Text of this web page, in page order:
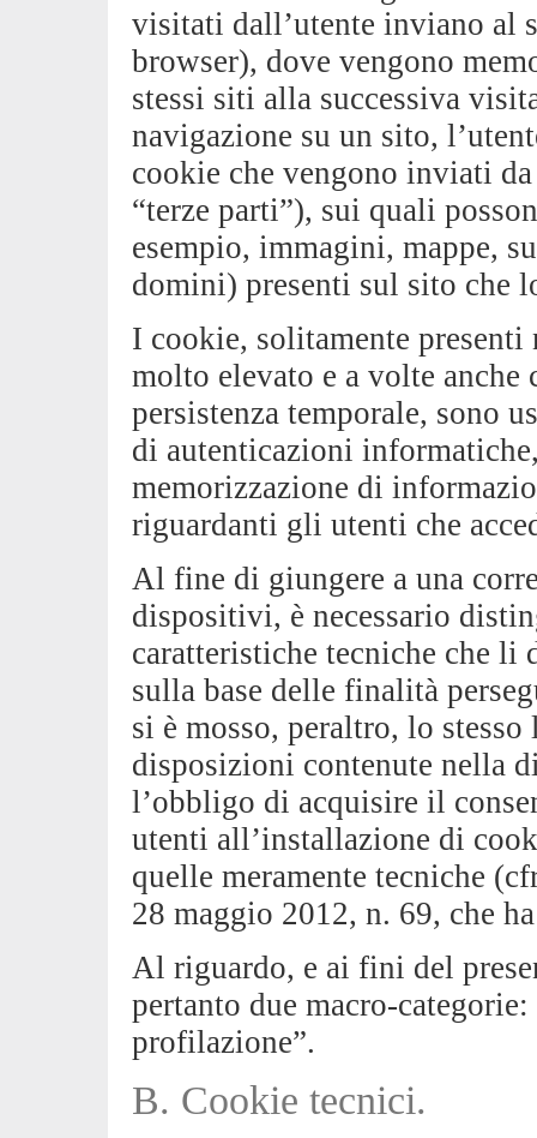
visitati dall’utente inviano al
browser), dove vengono
stessi siti alla successiva
navigazione su un sito,
cookie che vengono inviati
“terze parti”), sui quali
esempio, immagini, mappe,
domini) presenti sul sito che
I cookie, solitamente
molto elevato e a volte anche
persistenza temporale, sono
di autenticazioni
memorizzazione di
riguardanti gli utenti che
Al fine di giungere a una
dispositivi, è necessario
caratteristiche tecniche che
sulla base delle finalità
si è mosso, peraltro, lo
disposizioni contenute nella
l’obbligo di acquisire il
utenti all’installazione di
quelle meramente tecniche
28 maggio 2012, n. 69, che
Al riguardo, e ai fini del
pertanto due macro-
profilazione”.
B. Cookie tecnici.